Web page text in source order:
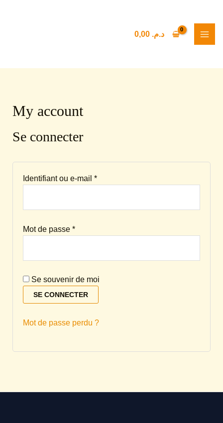
د.م.
My account
Se connecter
Identifiant ou e-mail *
Mot de passe *
Se souvenir de moi
SE CONNECTER
Mot de passe perdu ?